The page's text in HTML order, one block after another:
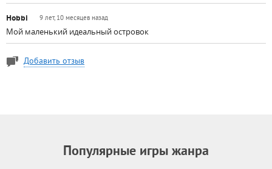
Hobbi 9 лет, 10 месяцев назад
Мой маленький идеальный островок
Добавить отзыв
Популярные игры жанра